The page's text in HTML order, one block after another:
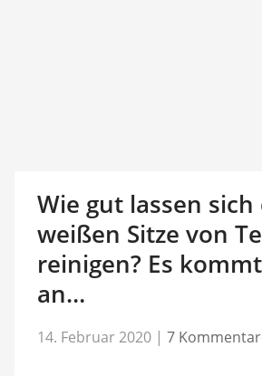
Wie gut lassen sich
weißen Sitze von
reinigen? Es
an…
14. Februar 2020 | 7